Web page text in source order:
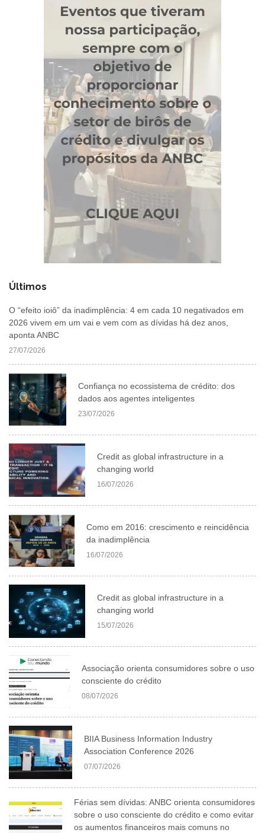
Últimos
O “efeito ioiô” da inadimplência: 4 em cada 10 negativados em
2026 vivem em um vai e vem com as dívidas há dez anos,
aponta ANBC
27/07/2026
Confiança no ecossistema de crédito: dos
dados aos agentes inteligentes
23/07/2026
Credit as global infrastructure in a
changing world
16/07/2026
Como em 2016: crescimento e reincidência
da inadimplência
16/07/2026
Credit as global infrastructure in a
changing world
15/07/2026
Associação orienta consumidores sobre o uso
consciente do crédito
08/07/2026
BIIA Business Information Industry
Association Conference 2026
07/07/2026
Férias sem dívidas: ANBC orienta consumidores
sobre o uso consciente do crédito e como evitar
os aumentos financeiros mais comuns no